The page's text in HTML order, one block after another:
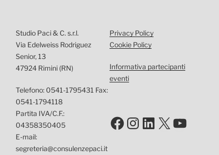
Studio Paci & C. s.r.l.
Via Edelweiss Rodriguez
Senior, 13
47924 Rimini (RN)
Telefono: 0541-1795431 Fax:
0541-1794118
Partita IVA/C.F.:
04358350405
E-mail:
segreteria@consulenzepaci.it
Privacy Policy
Cookie Policy
Informativa partecipanti
eventi
Facebook
Instagram
LinkedIn
X